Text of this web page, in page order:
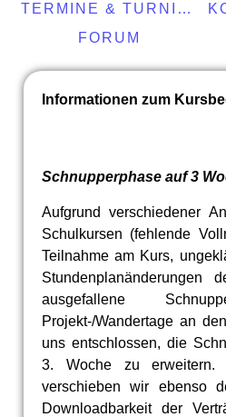
TERMINE & TURNIERE
FORUM
Informationen zum
Schnupperphase auf 3
Aufgrund verschiedener
Schulkursen (fehlende
Teilnahme am Kurs,
Stundenplanänderungen
ausgefallene
Projekt-/Wandertage an
uns entschlossen, die
3. Woche zu erweitern.
verschieben wir ebenso
Downloadbarkeit der